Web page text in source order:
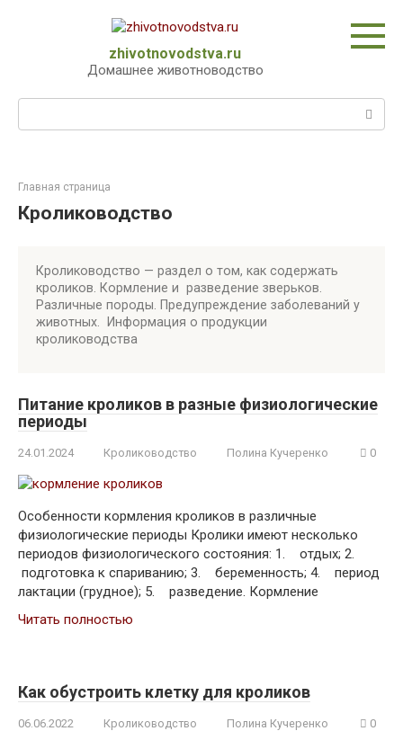
zhivotnovodstva.ru
Домашнее животноводство
Поиск:
Главная страница
Кролиководство
Кролиководство — раздел о том, как содержать
кроликов. Кормление и разведение зверьков.
Различные породы. Предупреждение заболеваний у
животных. Информация о продукции
кролиководства
Питание кроликов в разные физиологические
периоды
24.01.2024 Кролиководство Полина Кучеренко 0
Особенности кормления кроликов в различные
физиологические периоды Кролики имеют несколько
периодов физиологического состояния: 1. отдых; 2.
подготовка к спариванию; 3. беременность; 4. период
лактации (грудное); 5. разведение. Кормление
Читать полностью
Как обустроить клетку для кроликов
06.06.2022 Кролиководство Полина Кучеренко 0